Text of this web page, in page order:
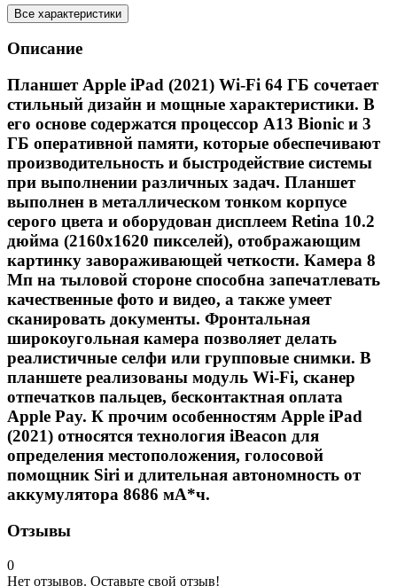
Все характеристики
Описание
Планшет Apple iPad (2021) Wi-Fi 64 ГБ сочетает
стильный дизайн и мощные характеристики. В
его основе содержатся процессор A13 Bionic и 3
ГБ оперативной памяти, которые обеспечивают
производительность и быстродействие системы
при выполнении различных задач. Планшет
выполнен в металлическом тонком корпусе
серого цвета и оборудован дисплеем Retina 10.2
дюйма (2160x1620 пикселей), отображающим
картинку завораживающей четкости. Камера 8
Мп на тыловой стороне способна запечатлевать
качественные фото и видео, а также умеет
сканировать документы. Фронтальная
широкоугольная камера позволяет делать
реалистичные селфи или групповые снимки. В
планшете реализованы модуль Wi-Fi, сканер
отпечатков пальцев, бесконтактная оплата
Apple Pay. К прочим особенностям Apple iPad
(2021) относятся технология iBeacon для
определения местоположения, голосовой
помощник Siri и длительная автономность от
аккумулятора 8686 мА*ч.
Отзывы
0
Нет отзывов. Оставьте свой отзыв!